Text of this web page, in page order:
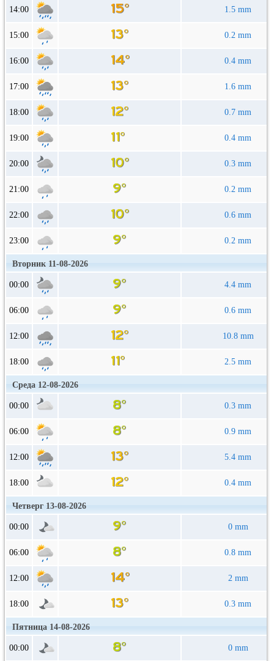
14:00 1.5 mm
15:00 0.2 mm
16:00 0.4 mm
17:00 1.6 mm
18:00 0.7 mm
19:00 0.4 mm
20:00 0.3 mm
21:00 0.2 mm
22:00 0.6 mm
23:00 0.2 mm
Вторник 11-08-2026
00:00 4.4 mm
06:00 0.6 mm
12:00 10.8 mm
18:00 2.5 mm
Среда 12-08-2026
00:00 0.3 mm
06:00 0.9 mm
12:00 5.4 mm
18:00 0.4 mm
Четверг 13-08-2026
00:00 0 mm
06:00 0.8 mm
12:00 2 mm
18:00 0.3 mm
Пятница 14-08-2026
00:00 0 mm